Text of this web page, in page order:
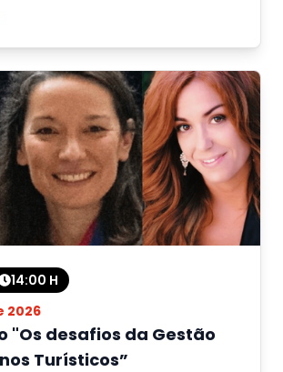
14:00 H
2026
"Os desafios da Gestão
Turísticos”